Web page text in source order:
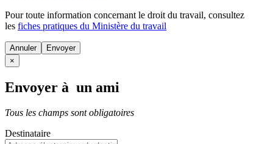
Pour toute information concernant le droit du travail, consultez
les fiches pratiques du Ministère du travail
Annuler
×
Envoyer à un ami
Tous les champs sont obligatoires
Destinataire